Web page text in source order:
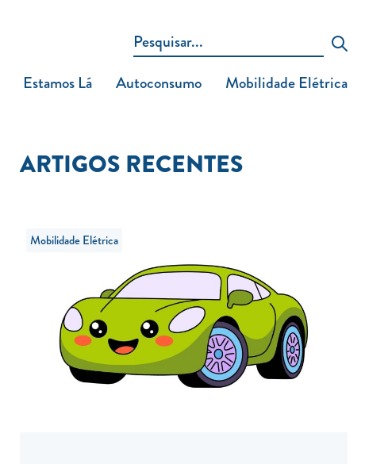
Estamos Lá Autoconsumo Mobilidade Elétrica
ARTIGOS RECENTES
Mobilidade Elétrica